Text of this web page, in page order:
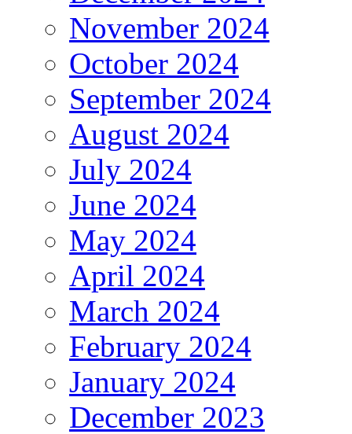
November 2024
October 2024
September 2024
August 2024
July 2024
June 2024
May 2024
April 2024
March 2024
February 2024
January 2024
December 2023